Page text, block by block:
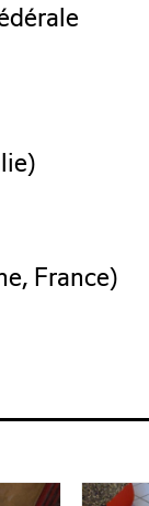
France)